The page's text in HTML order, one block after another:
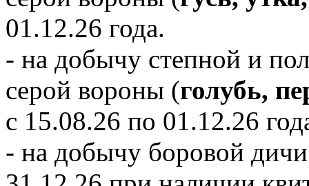
01.12.26 года.
- на добычу степной и
серой вороны (голубь,
с 15.08.26 по 01.12.26
- на добычу боровой